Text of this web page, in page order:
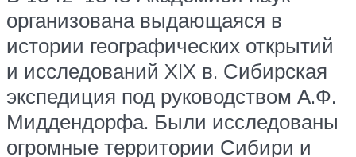
организована выдающаяся в
истории географических открытий
и исследований XIX в. Сибирская
экспедиция под руководством А.Ф.
Миддендорфа. Были исследованы
огромные территории Сибири и